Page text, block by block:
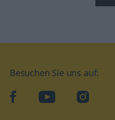
Besuchen Sie uns auf:
facebookYouTube Instagram